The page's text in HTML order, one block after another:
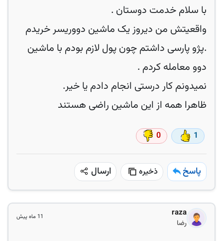
واقعیتش من دیروز یک ماشین دوو‌ریسر خریدم
.پژو پارسی داشتم چون پول لازم بودم با ماشین
ظاهرا همه از این ماشین راضی هستند
1
0
پاسخ ذخیره ارسال
raza
رضا
11 ماه پیش